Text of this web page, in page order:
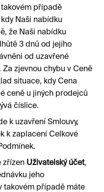
takovém případě
Naši nabídku
že Naši nabídku
3 dnů od jejího
od uzavřené
zjevnou chybu v Ceně
situace, kdy Cena
ceně u jiných prodejců
číslice.
k uzavření Smlouvy,
k zaplacení Celkové
zřízen Uživatelský účet,
jeho
takovém případě máte